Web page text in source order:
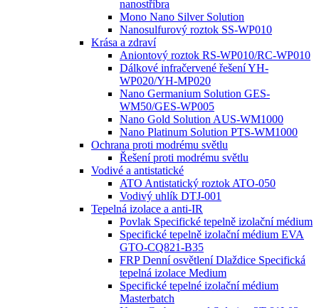
nanostříbra
Mono Nano Silver Solution
Nanosulfurový roztok SS-WP010
Krása a zdraví
Aniontový roztok RS-WP010/RC-WP010
Dálkové infračervené řešení YH-
WP020/YH-MP020
Nano Germanium Solution GES-
WM50/GES-WP005
Nano Gold Solution AUS-WM1000
Nano Platinum Solution PTS-WM1000
Ochrana proti modrému světlu
Řešení proti modrému světlu
Vodivé a antistatické
ATO Antistatický roztok ATO-050
Vodivý uhlík DTJ-001
Tepelná izolace a anti-IR
Povlak Specifické tepelně izolační médium
Specifické tepelně izolační médium EVA
GTO-CQ821-B35
FRP Denní osvětlení Dlaždice Specifická
tepelná izolace Medium
Specifické tepelné izolační médium
Masterbatch